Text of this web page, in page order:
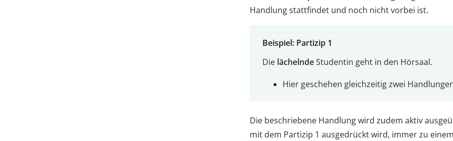
Handlung stattfindet und noch nicht vorbei ist.
Beispiel: Partizip 1
Die lächelndeStudentin geht in den Hörsaal.
Hier geschehen gleichzeitig zwei
Die beschriebene Handlung wird zudem aktiv
mit dem Partizip 1 ausgedrückt wird, immer zu